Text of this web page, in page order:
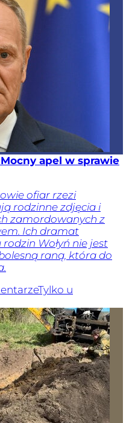
apel w sprawie
ofiar rzezi
rodzinne zdjęcia i
zamordowanych z
Ich dramat
Wołyń nie jest
raną, która do
Tylko u